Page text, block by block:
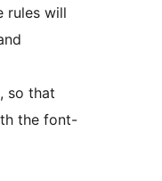
rules will
so that
the font-